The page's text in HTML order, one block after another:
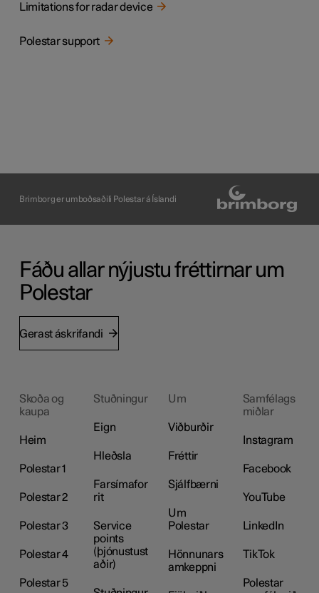
Limitations for radar device
Polestar support
Brimborg er umboðsaðili Polestar á Íslandi
Fáðu allar nýjustu fréttirnar um
Polestar
Gerast áskrifandi
Skoða og
kaupa
Heim
Polestar 1
Polestar 2
Polestar 3
Polestar 4
Polestar 5
Stuðningur
Eign
Hleðsla
Farsímafor
rit
Service
points
(þjónustust
aðir)
Um
Viðburðir
Fréttir
Sjálfbærni
Um
Polestar
Hönnunars
amkeppni
Samfélags
miðlar
Instagram
Facebook
YouTube
LinkedIn
TikTok
Polestar